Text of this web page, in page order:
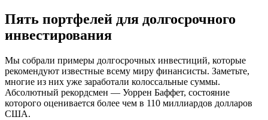
Пять портфелей для долгосрочного
инвестирования
Мы собрали примеры долгосрочных инвестиций, которые
рекомендуют известные всему миру финансисты. Заметьте,
многие из них уже заработали колоссальные суммы.
Абсолютный рекордсмен — Уоррен Баффет, состояние
которого оценивается более чем в 110 миллиардов долларов
США.